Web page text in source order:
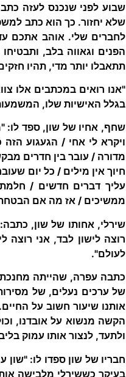
שבוע לפני שנכנס לעזה
שלא יחזור. כך הוא כתב
לחברים שלי. אוהב אתכם
הפנים וגאווה בלב,
תתאבלו יותר מדי, תהיו
"אנו רואים במכתבים אלו
בגלל האישיות שלו,
שחף, אחיו של שון, ספד לו:
ויקרא לי אחי / הגעגוע
מדורה / עובר בין חדרים
חיוך אין מילים / כל יום
עליך דברים חדשים /
ממשיכים / אז מה אם
שירלי, אחותו של שון,
רוצה לישון לבד, אני
לעולם".
כתבה עפרה, שהייתה מחנכת
של ערכים נעלים, של
אותנו שיעור חשוב על
הקשה מנשוא על אובדנו,
ולתעד, לנצור אותו עמוק
חבריו של שון ספדו לו:
בעיקר כששירלי מלבישה